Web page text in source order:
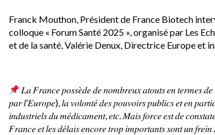
Franck Mouthon, Président de France Biotech
colloque « Forum Santé 2025 », organisé par Les
et de la santé, Valérie Denux, Directrice Europe et
𝐿𝑎 𝐹𝑟𝑎𝑛𝑐𝑒 𝑝𝑜𝑠𝑠𝑒̀𝑑𝑒 𝑑𝑒 𝑛𝑜𝑚𝑏𝑟𝑒𝑢𝑥 𝑎𝑡𝑜𝑢𝑡𝑠 𝑒𝑛 𝑡𝑒𝑟𝑚𝑒𝑠 𝑑𝑒
𝑝𝑎𝑟 𝑙’𝐸𝑢𝑟𝑜𝑝𝑒), 𝑙𝑎 𝑣𝑜𝑙𝑜𝑛𝑡𝑒́ 𝑑𝑒𝑠 𝑝𝑜𝑢𝑣𝑜𝑖𝑟𝑠 𝑝𝑢𝑏𝑙𝑖𝑐𝑠 𝑒𝑡 𝑒𝑛
𝑖𝑛𝑑𝑢𝑠𝑡𝑟𝑖𝑒𝑙𝑠 𝑑𝑢 𝑚𝑒́𝑑𝑖𝑐𝑎𝑚𝑒𝑛𝑡, 𝑒𝑡𝑐. 𝑀𝑎𝑖𝑠 𝑓𝑜𝑟𝑐𝑒 𝑒𝑠𝑡 𝑑𝑒
𝐹𝑟𝑎𝑛𝑐𝑒 𝑒𝑡 𝑙𝑒𝑠 𝑑𝑒́𝑙𝑎𝑖𝑠 𝑒𝑛𝑐𝑜𝑟𝑒 𝑡𝑟𝑜𝑝 𝑖𝑚𝑝𝑜𝑟𝑡𝑎𝑛𝑡𝑠 𝑠𝑜𝑛𝑡 𝑢𝑛